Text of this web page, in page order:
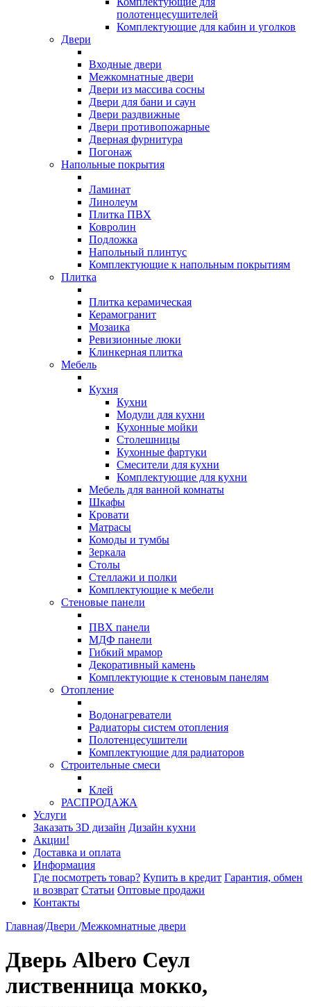
полотенцесушителей
Комплектующие для кабин и уголков
Двери
Входные двери
Межкомнатные двери
Двери из массива сосны
Двери для бани и саун
Двери раздвижные
Двери противопожарные
Дверная фурнитура
Погонаж
Напольные покрытия
Ламинат
Линолеум
Плитка ПВХ
Ковролин
Подложка
Напольный плинтус
Комплектующие к напольным покрытиям
Плитка
Плитка керамическая
Керамогранит
Мозаика
Ревизионные люки
Клинкерная плитка
Мебель
Кухня
Кухни
Модули для кухни
Кухонные мойки
Столешницы
Кухонные фартуки
Смесители для кухни
Комплектующие для кухни
Мебель для ванной комнаты
Шкафы
Кровати
Матрасы
Комоды и тумбы
Зеркала
Столы
Стеллажи и полки
Комплектующие к мебели
Стеновые панели
ПВХ панели
МДФ панели
Гибкий мрамор
Декоративный камень
Комплектующие к стеновым панелям
Отопление
Водонагреватели
Радиаторы систем отопления
Полотенцесушители
Комплектующие для радиаторов
Строительные смеси
Клей
РАСПРОДАЖА
Услуги
Заказать 3D дизайн Дизайн кухни
Акции!
Доставка и оплата
Информация
Где посмотреть товар? Купить в кредит Гарантия, обмен
и возврат Статьи Оптовые продажи
Контакты
Главная/Двери /Межкомнатные двери
Дверь Albero Сеул
лиственница мокко,